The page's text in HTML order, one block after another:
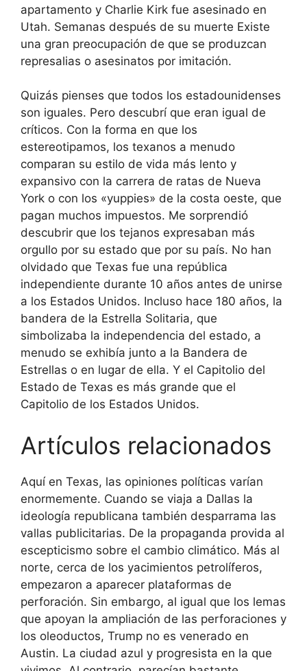
apartamento y Charlie Kirk fue asesinado en
Utah. Semanas después de su muerte Existe
una gran preocupación de que se produzcan
represalias o asesinatos por imitación.
Quizás pienses que todos los estadounidenses
son iguales. Pero descubrí que eran igual de
críticos. Con la forma en que los
estereotipamos, los texanos a menudo
comparan su estilo de vida más lento y
expansivo con la carrera de ratas de Nueva
York o con los «yuppies» de la costa oeste, que
pagan muchos impuestos. Me sorprendió
descubrir que los tejanos expresaban más
orgullo por su estado que por su país. No han
olvidado que Texas fue una república
independiente durante 10 años antes de unirse
a los Estados Unidos. Incluso hace 180 años, la
bandera de la Estrella Solitaria, que
simbolizaba la independencia del estado, a
menudo se exhibía junto a la Bandera de
Estrellas o en lugar de ella. Y el Capitolio del
Estado de Texas es más grande que el
Capitolio de los Estados Unidos.
Artículos relacionados
Aquí en Texas, las opiniones políticas varían
enormemente. Cuando se viaja a Dallas la
ideología republicana también desparrama las
vallas publicitarias. De la propaganda provida al
escepticismo sobre el cambio climático. Más al
norte, cerca de los yacimientos petrolíferos,
empezaron a aparecer plataformas de
perforación. Sin embargo, al igual que los lemas
que apoyan la ampliación de las perforaciones y
los oleoductos, Trump no es venerado en
Austin. La ciudad azul y progresista en la que